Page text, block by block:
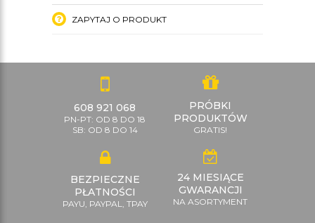
ZAPYTAJ O PRODUKT
608 921 068
PN-PT: OD 8 DO 18
SB: OD 8 DO 14
PRÓBKI
PRODUKTÓW
GRATIS!
BEZPIECZNE
PŁATNOŚCI
PAYU, PAYPAL, TPAY
24 MIESIĄCE
GWARANCJI
NA ASORTYMENT